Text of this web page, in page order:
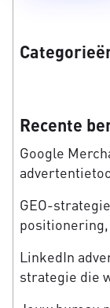
Recente
Google
GEO-
LinkedIn
strategie die